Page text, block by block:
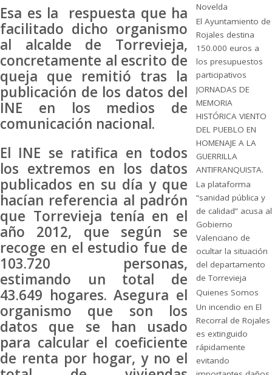
Esa es la respuesta que ha
facilitado dicho organismo
al alcalde de Torrevieja,
concretamente al escrito de
queja que remitió tras la
publicación de los datos del
INE en los medios de
comunicación nacional.
El INE se ratifica en todos
los extremos en los datos
publicados en su día y que
hacían referencia al padrón
que Torrevieja tenía en el
año 2012, que según se
recoge en el estudio fue de
103.720 personas,
estimando un total de
43.649 hogares. Asegura el
organismo que son los
datos que se han usado
para calcular el coeficiente
de renta por hogar, y no el
Novelda
El Ayuntamiento de
Rojales destina
150.000 euros a
los presupuestos
participativos
JORNADAS DE
MEMORIA
HISTÓRICA VIENTO
DEL PUEBLO EN
HOMENAJE A LA
GUERRILLA
ANTIFRANQUISTA.
La plataforma
“sanidad pública y
de calidad” acusa al
Gobierno
Valenciano de
ocultar la situación
del departamento
de Torrevieja
Quienes Somos
Un incendio en El
Recorral de Rojales
es extinguido
rápidamente
evitando